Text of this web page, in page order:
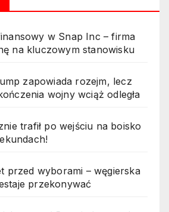
w Snap Inc – firma
na kluczowym stanowisku
zapowiada rozejm, lecz
wojny wciąż odległa
trafił po wejściu na boisko
przed wyborami – węgierska
przekonywać